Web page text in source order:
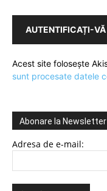
AUTENTIFICAȚI-VĂ
Acest site folosește
sunt procesate datele
Abonare la Newsletter
Adresa de e-mail: